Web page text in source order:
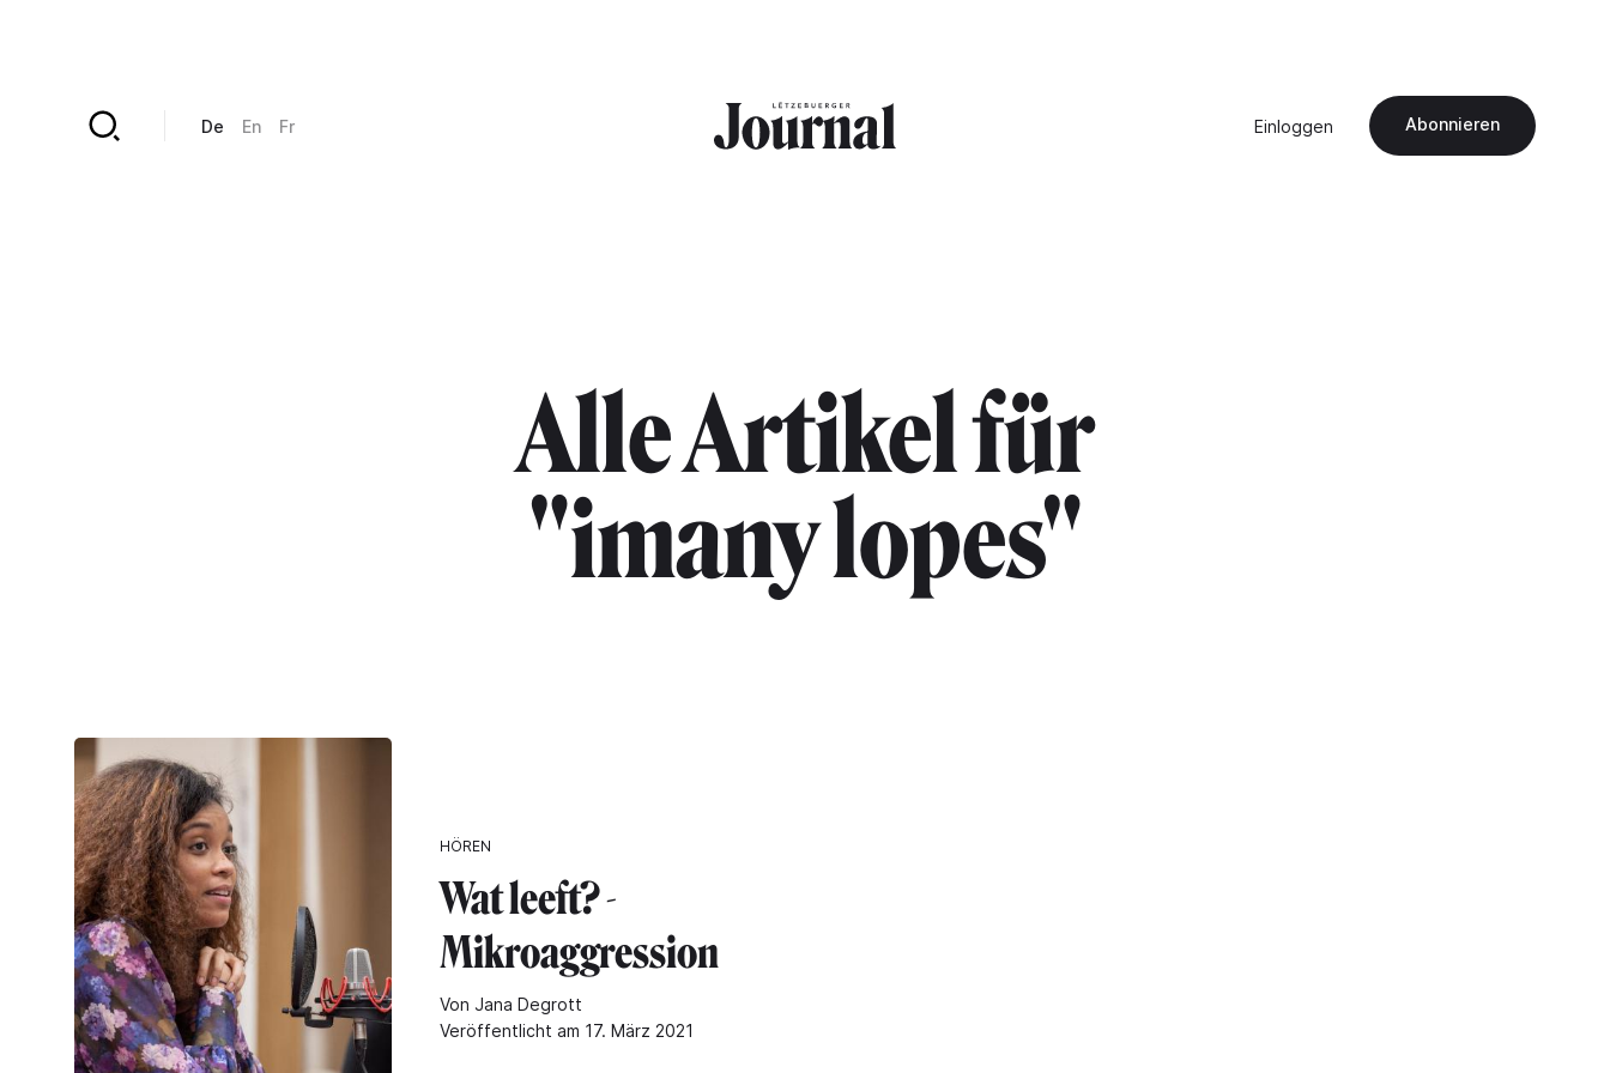
Einloggen Abonnieren
De En Fr
Alle Artikel für
"imany lopes"
HÖREN
Wat leeft? -
Mikroaggression
Von Jana Degrott
Veröffentlicht am 17. März 2021